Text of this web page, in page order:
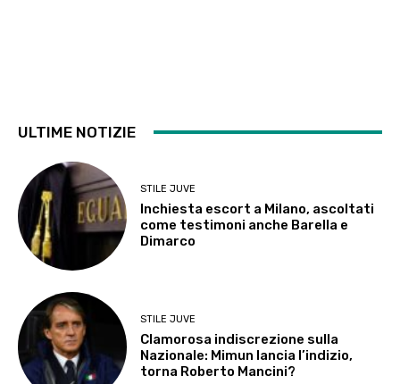
ULTIME NOTIZIE
STILE JUVE
Inchiesta escort a Milano, ascoltati
come testimoni anche Barella e
Dimarco
STILE JUVE
Clamorosa indiscrezione sulla
Nazionale: Mimun lancia l’indizio,
torna Roberto Mancini?